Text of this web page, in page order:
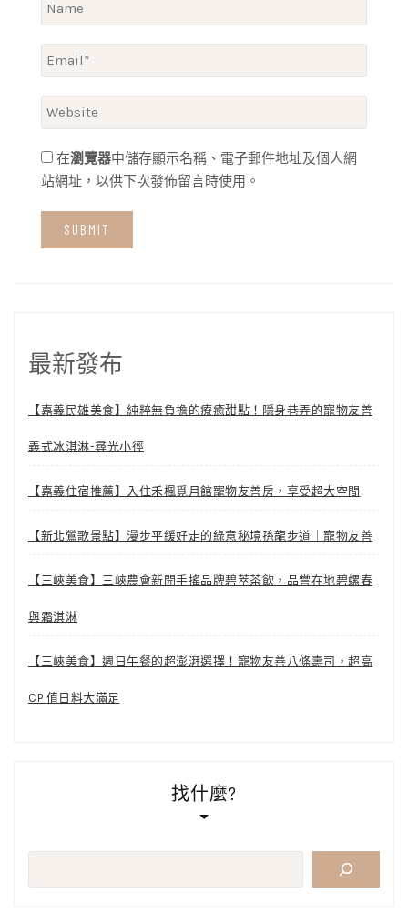
在瀏覽器中儲存顯示名稱、電子郵件地址及個人網
站網址，以供下次發佈留言時使用。
最新發布
【嘉義民雄美食】純粹無負擔的療癒甜點！隱身巷弄的寵物友善
義式冰淇淋-尋光小徑
【嘉義住宿推薦】入住禾楓覓月館寵物友善房，享受超大空間
【新北鶯歌景點】漫步平緩好走的綠意秘境孫龍步道｜寵物友善
【三峽美食】三峽農會新開手搖品牌碧萃茶飲，品嘗在地碧螺春
與霜淇淋
【三峽美食】週日午餐的超澎湃選擇！寵物友善八條壽司，超高
CP 值日料大滿足
找什麼?